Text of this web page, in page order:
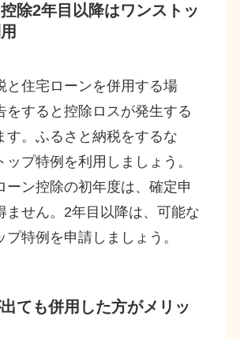
除2年目以降はワンストッ
と住宅ローンを併用する場
をすると控除ロスが発生する
す。ふるさと納税をするな
ップ特例を利用しましょう。
ーン控除の初年度は、確定申
ません。2年目以降は、可能な
プ特例を申請しましょう。
ても併用した方がメリッ